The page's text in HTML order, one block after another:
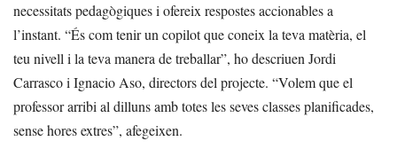
necessitats pedagògiques i ofereix respostes accionables a
l’instant. “És com tenir un copilot que coneix la teva matèria, el
teu nivell i la teva manera de treballar”, ho descriuen Jordi
Carrasco i Ignacio Aso, directors del projecte. “Volem que el
professor arribi al dilluns amb totes les seves classes planificades,
sense hores extres”, afegeixen.